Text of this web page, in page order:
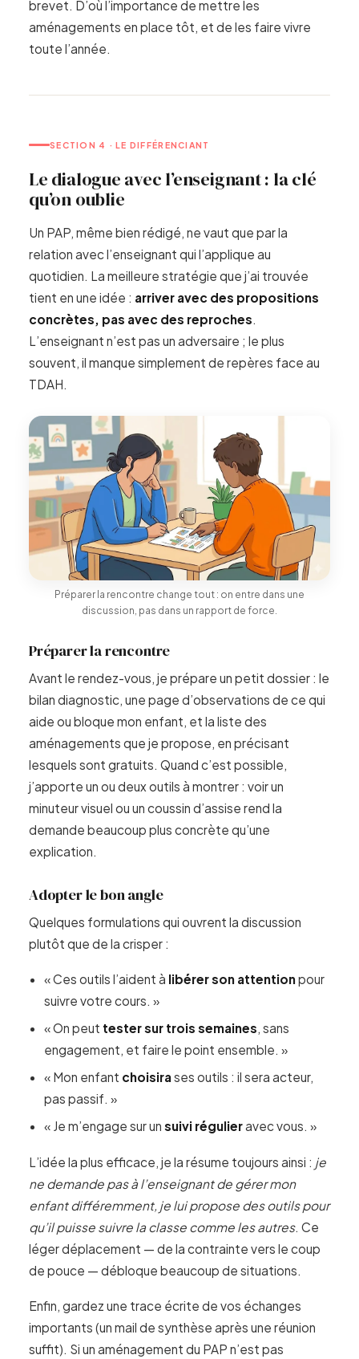
brevet. D’où l’importance de mettre les
aménagements en place tôt, et de les faire vivre
toute l’année.
SECTION 4 · LE DIFFÉRENCIANT
Le dialogue avec l’enseignant : la clé
qu’on oublie
Un PAP, même bien rédigé, ne vaut que par la
relation avec l’enseignant qui l’applique au
quotidien. La meilleure stratégie que j’ai trouvée
tient en une idée : arriver avec des propositions
concrètes, pas avec des reproches
L’enseignant n’est pas un adversaire ; le plus
souvent, il manque simplement de repères face au
TDAH.
Préparer la rencontre change tout : on entre dans une
discussion, pas dans un rapport de force.
Préparer la rencontre
Avant le rendez-vous, je prépare un petit dossier : le
bilan diagnostic, une page d’observations de ce qui
aide ou bloque mon enfant, et la liste des
aménagements que je propose, en précisant
lesquels sont gratuits. Quand c’est possible,
j’apporte un ou deux outils à montrer : voir un
minuteur visuel ou un coussin d’assise rend la
demande beaucoup plus concrète qu’une
explication.
Adopter le bon angle
Quelques formulations qui ouvrent la discussion
plutôt que de la crisper :
« Ces outils l’aident à libérer son attentionpour
suivre votre cours. »
« On peut tester sur trois semaines, sans
engagement, et faire le point ensemble. »
« Mon enfant choisirases outils : il sera acteur,
pas passif. »
« Je m’engage sur unsuivi régulieravec vous. »
L’idée la plus efficace, je la résume toujours ainsi : je
ne demande pas à l’enseignant de gérer mon
enfant différemment, je lui propose des outils pour
qu’il puisse suivre la classe comme les autres. Ce
léger déplacement — de la contrainte vers le coup
de pouce — débloque beaucoup de situations.
Enfin, gardez une trace écrite de vos échanges
importants (un mail de synthèse après une réunion
suffit). Si un aménagement du PAP n’est pas